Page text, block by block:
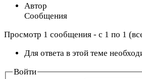
Автор
Сообщения
Просмотр 1 сообщения - с 1 по 1
Для ответа в этой теме
Войти